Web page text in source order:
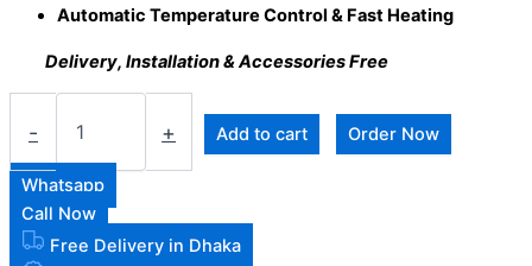
Automatic Temperature Control & Fast Heating
Delivery, Installation & Accessories Free
- + Add to cart Order Now
Whatsapp
Call Now
Free Delivery in Dhaka